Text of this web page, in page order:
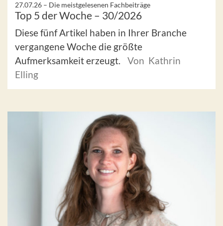
27.07.26 – Die meistgelesenen Fachbeiträge
Top 5 der Woche – 30/2026
Diese fünf Artikel haben in Ihrer Branche
vergangene Woche die größte
Aufmerksamkeit erzeugt.
Von Kathrin
Elling